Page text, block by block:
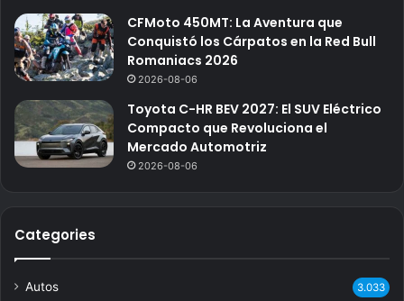
CFMoto 450MT: La Aventura que
Conquistó los Cárpatos en la Red Bull
Romaniacs 2026
2026-08-06
Toyota C-HR BEV 2027: El SUV Eléctrico
Compacto que Revoluciona el
Mercado Automotriz
2026-08-06
Categories
Autos 3.033